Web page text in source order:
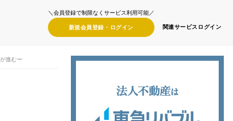
＼会員登録で制限なくサービス利用可能／
新規会員登録・ ログイン 関連サービス ログイン
進むー